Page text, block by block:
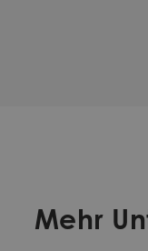
Mehr